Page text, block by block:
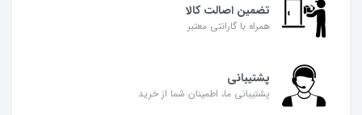
تضمین اصالت کالا
همراه با گارانتی معتبر
پشتیبانی
پشتیبانی ما، اطمینان شما از خرید